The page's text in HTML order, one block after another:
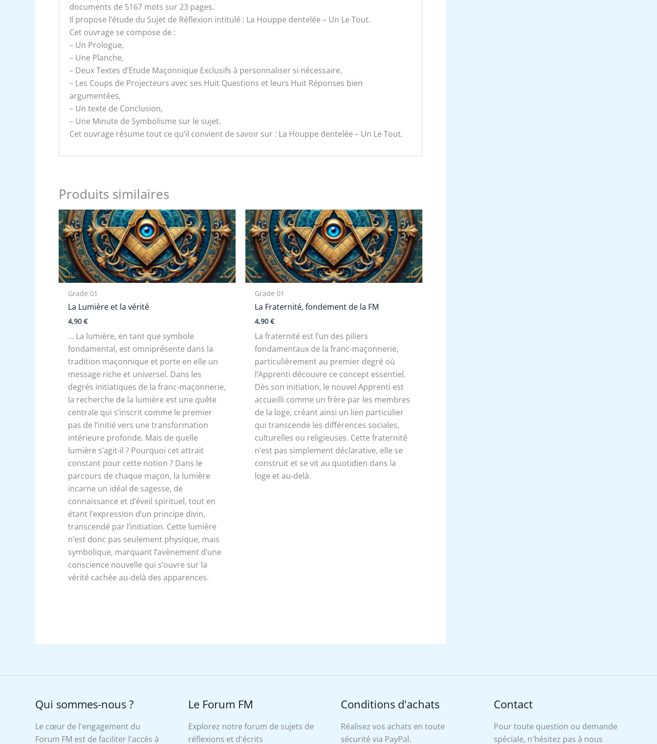
documents de 5167 mots sur 23 pages.
Il propose l’étude du Sujet de Réflexion intitulé : La Houppe dentelée – Un Le Tout.
Cet ouvrage se compose de :
– Un Prologue,
– Une Planche,
– Deux Textes d’Etude Maçonnique Exclusifs à personnaliser si nécessaire,
– Les Coups de Projecteurs avec ses Huit Questions et leurs Huit Réponses bien
argumentées,
– Un texte de Conclusion,
– Une Minute de Symbolisme sur le sujet.
Cet ouvrage résume tout ce qu’il convient de savoir sur : La Houppe dentelée – Un Le Tout.
Produits similaires
Grade 01
La Lumière et la vérité
4,90€
… La lumière, en tant que symbole
fondamental, est omniprésente dans la
tradition maçonnique et porte en elle un
message riche et universel. Dans les
degrés initiatiques de la franc-maçonnerie,
la recherche de la lumière est une quête
centrale qui s’inscrit comme le premier
pas de l’initié vers une transformation
intérieure profonde. Mais de quelle
lumière s’agit-il ? Pourquoi cet attrait
constant pour cette notion ? Dans le
parcours de chaque maçon, la lumière
incarne un idéal de sagesse, de
connaissance et d’éveil spirituel, tout en
étant l’expression d’un principe divin,
transcendé par l’initiation. Cette lumière
n’est donc pas seulement physique, mais
symbolique, marquant l’avènement d’une
conscience nouvelle qui s’ouvre sur la
vérité cachée au-delà des apparences.
Grade 01
La Fraternité, fondement de la FM
4,90€
La fraternité est l’un des piliers
fondamentaux de la franc-maçonnerie,
particulièrement au premier degré où
l’Apprenti découvre ce concept essentiel.
Dès son initiation, le nouvel Apprenti est
accueilli comme un frère par les membres
de la loge, créant ainsi un lien particulier
qui transcende les différences sociales,
culturelles ou religieuses. Cette fraternité
n’est pas simplement déclarative, elle se
construit et se vit au quotidien dans la
loge et au-delà.
Qui sommes-nous ?
Le cœur de l'engagement du
Forum FM est de faciliter l'accès à
Le Forum FM
Explorez notre forum de sujets de
réflexions et d'écrits
Conditions d'achats
Réalisez vos achats en toute
sécurité via PayPal.
Contact
Pour toute question ou demande
spéciale, n'hésitez pas à nous